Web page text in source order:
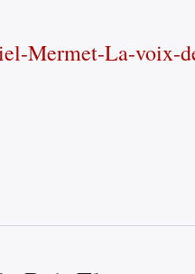
Mermet-La-voix-